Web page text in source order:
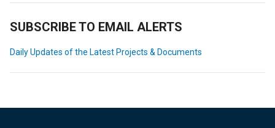
SUBSCRIBE TO EMAIL ALERTS
Daily Updates of the Latest Projects & Documents